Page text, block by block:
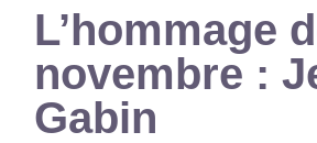
L’hommage
novembre :
Gabin